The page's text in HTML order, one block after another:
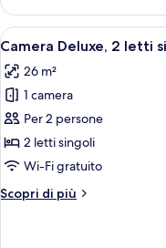
città
Executive,
letto
angolo
cottura,
città
Apri
tutte
le
foto
per
Camera
Deluxe,
letti
4
Camera Deluxe, 2 letti
26 m²
1 camera
Per 2 persone
2 letti singoli
Wi-Fi gratuito
Scopri di più
Altri